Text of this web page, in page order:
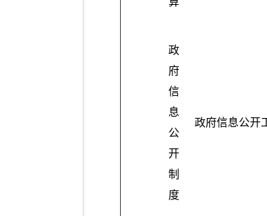
政
府
信
息
公
开
制
度
政府信息公开